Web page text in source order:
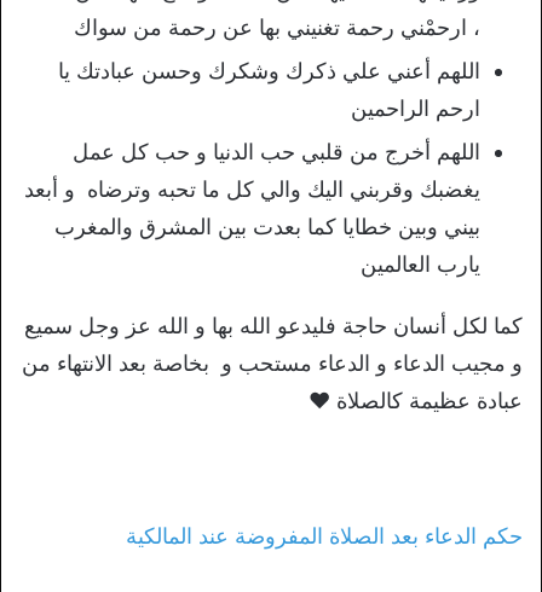
، ارحمْني رحمة تغنيني بها عن رحمة من سواك
اللهم أعني علي ذكرك وشكرك وحسن عبادتك يا
ارحم الراحمين
اللهم أخرج من قلبي حب الدنيا و حب كل عمل
يغضبك وقربني اليك والي كل ما تحبه وترضاه و أبعد
بيني وبين خطايا كما بعدت بين المشرق والمغرب
يارب العالمين
كما لكل أنسان حاجة فليدعو الله بها و الله عز وجل سميع
و مجيب الدعاء و الدعاء مستحب و بخاصة بعد الانتهاء من
عبادة عظيمة كالصلاة ❤️
حكم الدعاء بعد الصلاة المفروضة عند المالكية